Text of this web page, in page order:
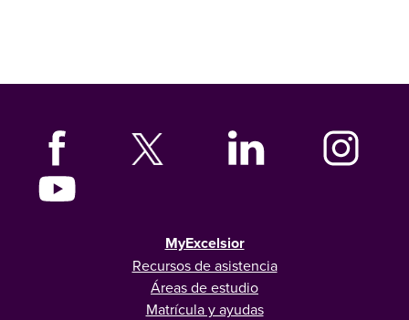
MyExcelsior
Recursos de asistencia
Áreas de estudio
Matrícula y ayudas